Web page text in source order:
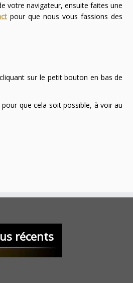
votre navigateur, ensuite faites une
pour que nous vous fassions des
sur le petit bouton en bas de
que cela soit possible, à voir au
récents